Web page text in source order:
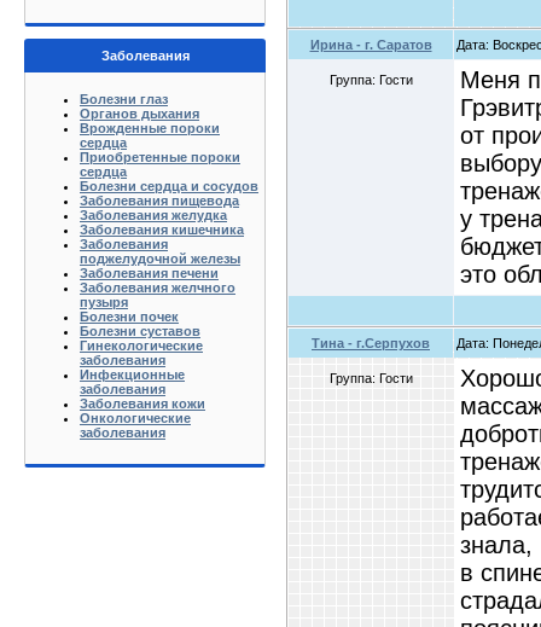
Заболевания
Болезни глаз
Органов дыхания
Врожденные пороки
сердца
Приобретенные пороки
сердца
Болезни сердца и сосудов
Заболевания пищевода
Заболевания желудка
Заболевания кишечника
Заболевания
поджелудочной железы
Заболевания печени
Заболевания желчного
пузыря
Болезни почек
Болезни суставов
Гинекологические
заболевания
Инфекционные
заболевания
Заболевания кожи
Онкологические
заболевания
Ирина - г. Саратов Дата:
Группа: Гости
Меня
от
у
это
Тина - г.Серпухов Дата:
Группа: Гости
знала,
в